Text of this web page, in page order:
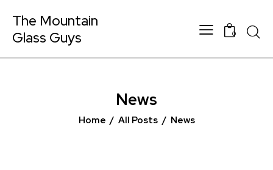
The Mountain
Glass Guys
0
News
Home All Posts News